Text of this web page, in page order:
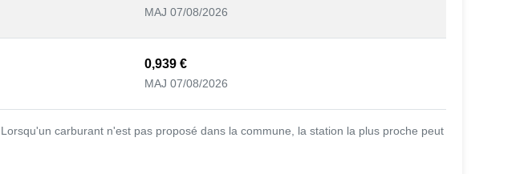
MAJ 07/08/2026
0,939 €
MAJ 07/08/2026
. Lorsqu'un carburant n'est pas proposé dans la commune, la station la plus proche peut